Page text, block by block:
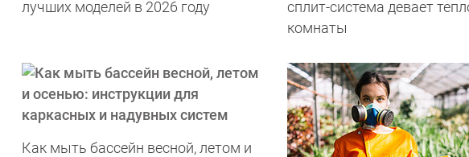
лучших моделей в 2026 году
сплит-система девает
комнаты
Как мыть бассейн весной, летом и